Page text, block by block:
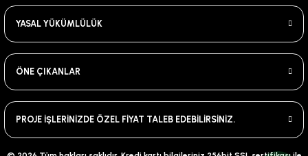
YASAL YÜKÜMLÜLÜK
ÖNE ÇIKANLAR
PROJE İŞLERİNİZDE ÖZEL FİYAT TALEB EDEBİLİRSİNİZ.